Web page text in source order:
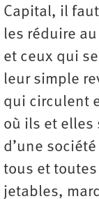
Capital, il
les réduire
et ceux qui
leur simple
qui circulent
où ils et elles
d’une
tous et
jetables,